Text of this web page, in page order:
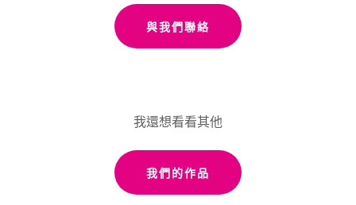
與我們聯絡
我還想看看其他
我們的作品